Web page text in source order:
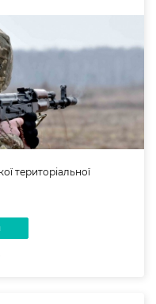
територіальної